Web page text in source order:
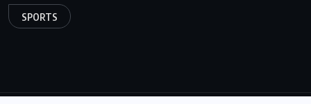
SPORTS